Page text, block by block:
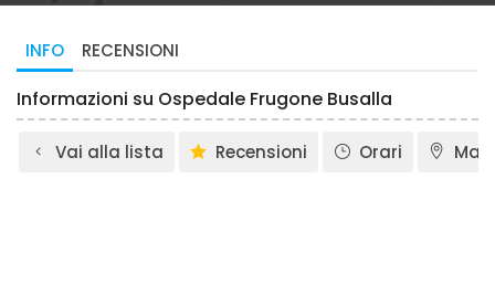
INFO RECENSIONI
Informazioni su Ospedale Frugone Busalla
Vai alla lista Recensioni Orari